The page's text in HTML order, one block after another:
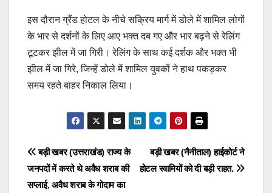
इस दौरान ग्रैंड होटल के नीचे सक्रिय मार्ग में डोले में शामिल लोगों
के भार से दर्शनों के लिए आए भक्त दब गए और भार बढ़ने से रेलिंग
टूटकर झील में जा गिरी। रेलिंग के साथ कई दर्शक और भक्त भी
झील में जा गिरे, जिन्हें डोले में शामिल युवकों ने हाथ पकड़कर
समय रहते बाहर निकाल लिया।
Post
navigation
बड़ी खबर (नैनीताल) हाईकोर्ट ने
होटल स्वामियों को दी बड़ी राहत.
बड़ी खबर (उत्तराखंड) राज्य के
जनपदों में करते थे अवैध शराब की
सप्लाई, अवैध शराब के गोदाम का